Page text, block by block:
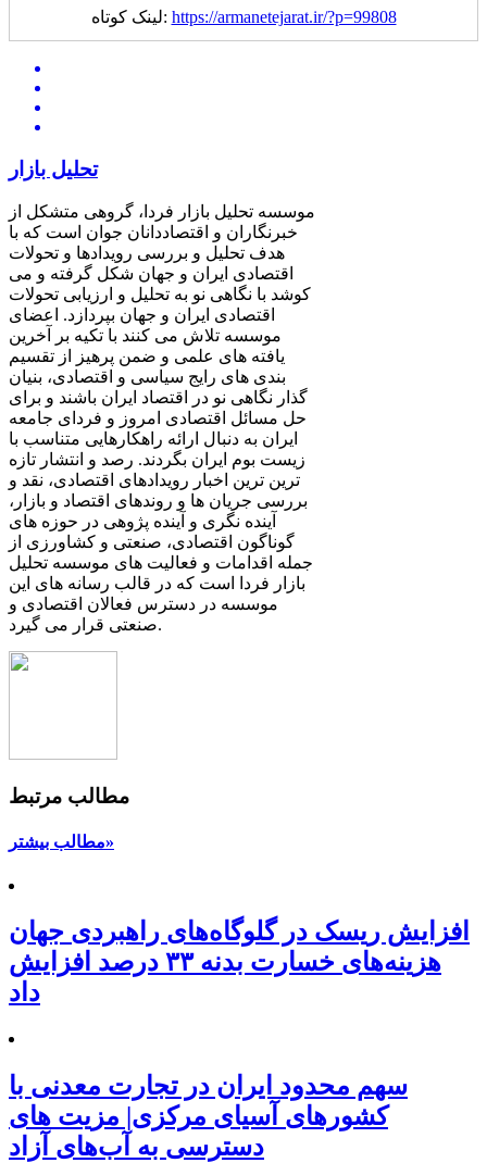
لینک کوتاه: https://armanetejarat.ir/?p=99808
تحلیل بازار
موسسه تحلیل بازار فردا، گروهی متشکل از
خبرنگاران و اقتصاددانان جوان است که با
هدف تحلیل و بررسی رویدادها و تحولات
اقتصادی ایران و جهان شکل گرفته و می
کوشد با نگاهی نو به تحلیل و ارزیابی تحولات
اقتصادی ایران و جهان بپردازد. اعضای
موسسه تلاش می کنند با تکیه بر آخرین
یافته های علمی و ضمن پرهیز از تقسیم
بندی های رایج سیاسی و اقتصادی، بنیان
گذار نگاهی نو در اقتصاد ایران باشند و برای
حل مسائل اقتصادی امروز و فردای جامعه
ایران به دنبال ارائه راهکارهایی متناسب با
زیست بوم ایران بگردند. رصد و انتشار تازه
ترین ترین اخبار رویدادهای اقتصادی، نقد و
بررسی جریان ها و روندهای اقتصاد و بازار،
آینده نگری و آینده پژوهی در حوزه های
گوناگون اقتصادی، صنعتی و کشاورزی از
جمله اقدامات و فعالیت های موسسه تحلیل
بازار فردا است که در قالب رسانه های این
موسسه در دسترس فعالان اقتصادی و
صنعتی قرار می گیرد.
مطالب مرتبط
مطالب بیشتر»
افزایش ریسک‌ در گلوگاه‌های راهبردی جهان
هزینه‌های خسارت بدنه ۳۳ درصد افزایش
داد
سهم محدود ایران در تجارت معدنی با
کشورهای آسیای مرکزی| مزیت های
دسترسی به آب‌های آزاد